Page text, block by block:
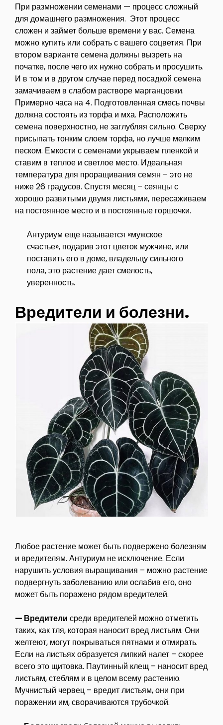
При размножении семенами — процесс сложный
для домашнего размножения. Этот процесс
сложен и займет больше времени у вас. Семена
можно купить или собрать с вашего соцветия. При
втором варианте семена должны вызреть на
початке, после чего их нужно собрать и просушить.
И в том и в другом случае перед посадкой семена
замачиваем в слабом растворе марганцовки.
Примерно часа на 4. Подготовленная смесь почвы
должна состоять из торфа и мха. Расположить
семена поверхностно, не заглубляя сильно. Сверху
присыпать тонким слоем торфа, но лучше мелким
песком. Емкости с семенами укрываем пленкой и
ставим в теплое и светлое место. Идеальная
температура для проращивания семян – это не
ниже 26 градусов. Спустя месяц – сеянцы с
хорошо развитыми двумя листьями, пересаживаем
на постоянное место и в постоянные горшочки.
Антуриум еще называется «мужское
счастье», подарив этот цветок мужчине, или
поставить его в доме, владельцу сильного
пола, это растение дает смелость,
уверенность.
Вредители и болезни.
Любое растение может быть подвержено болезням
и вредителям. Антуриум не исключение. Если
нарушить условия выращивания – можно растение
подвергнуть заболеванию или ослабив его, оно
может быть поражено рядом вредителей.
— Вредители среди вредителей можно отметить
таких, как тля, которая наносит вред листьям. Они
желтеют, могут покрываться пятнами и отмирать.
Если на листьях образуется липкий налет – скорее
всего это щитовка. Паутинный клещ – наносит вред
листьям, стеблям и в целом всему растению.
Мучнистый червец – вредит листьям, они при
поражении им, сворачиваются трубочкой.